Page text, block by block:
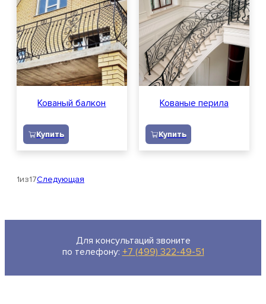
Кованый балкон
Купить
Кованые перила
Купить
1из17Следующая
Для консультаций звоните
по телефону: +7 (499) 322-49-51